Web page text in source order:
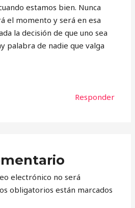
estamos bien. Nunca
el momento y será en esa
la decisión de que uno sea
palabra de nadie que valga
Responder
electrónico no será
obligatorios están marcados